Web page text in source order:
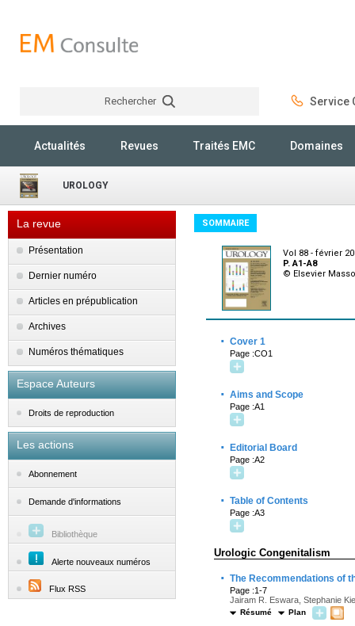
Rechercher Service
Actualités Revues Traités EMC Domaines
UROLOGY
La revue
Présentation
Dernier numéro
Articles en prépublication
Archives
Numéros thématiques
Espace Auteurs
Droits de reproduction
Les actions
Abonnement
Demande d'informations
Bibliothèque
Alerte nouveaux numéros
Flux RSS
SOMMAIRE
Vol 88 - février
P. A1-A8
© Elsevier
· Cover 1
Page :CO1
· Aims and Scope
Page :A1
· Editorial Board
Page :A2
· Table of Contents
Page :A3
Urologic Congenitalism
· The Recommendations of
Page :1-7
Jairam R. Eswara, Stephanie
Résumé Plan